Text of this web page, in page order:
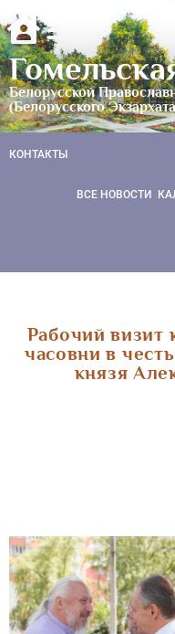
Белорусской
(Белорусского
КОНТАКТЫ
ВСЕ НОВОСТИ
Рабочий визит
часовни в
князя